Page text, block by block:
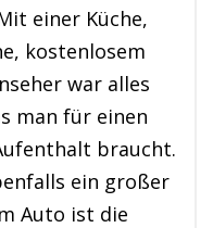
einer Küche,
kostenlosem
war alles
man für einen
braucht.
ein großer
Auto ist die